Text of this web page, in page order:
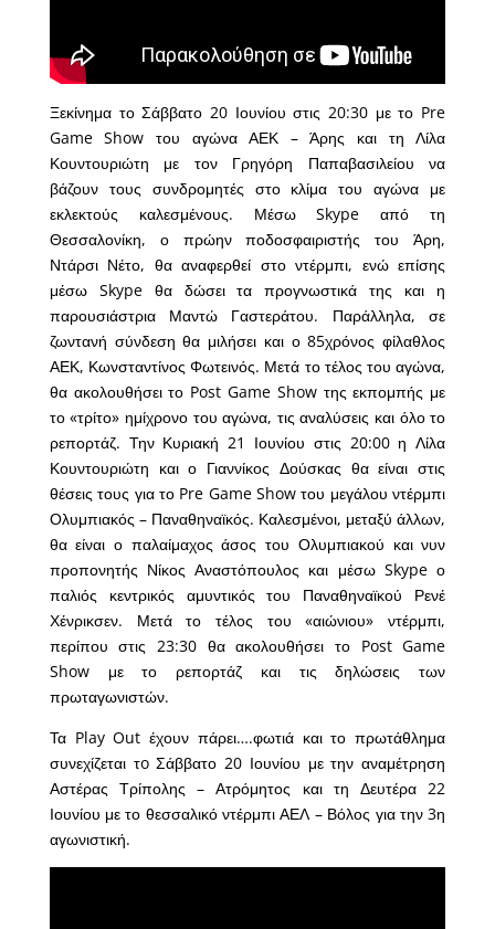
Ξεκίνημα το Σάββατο 20 Ιουνίου στις 20:30 με το Pre
Game Show του αγώνα ΑΕΚ – Άρης και τη Λίλα
Κουντουριώτη με τον Γρηγόρη Παπαβασιλείου να
βάζουν τους συνδρομητές στο κλίμα του αγώνα με
εκλεκτούς καλεσμένους. Μέσω Skype από τη
Θεσσαλονίκη, ο πρώην ποδοσφαιριστής του Άρη,
Ντάρσι Νέτο, θα αναφερθεί στο ντέρμπι, ενώ επίσης
μέσω Skype θα δώσει τα προγνωστικά της και η
παρουσιάστρια Μαντώ Γαστεράτου. Παράλληλα, σε
ζωντανή σύνδεση θα μιλήσει και ο 85χρόνος φίλαθλος
ΑΕΚ, Κωνσταντίνος Φωτεινός. Μετά το τέλος του αγώνα,
θα ακολουθήσει το Post Game Show της εκπομπής με
το «τρίτο» ημίχρονο του αγώνα, τις αναλύσεις και όλο το
ρεπορτάζ. Την Κυριακή 21 Ιουνίου στις 20:00 η Λίλα
Κουντουριώτη και ο Γιαννίκος Δούσκας θα είναι στις
θέσεις τους για το Pre Game Show του μεγάλου ντέρμπι
Ολυμπιακός – Παναθηναϊκός. Καλεσμένοι, μεταξύ άλλων,
θα είναι ο παλαίμαχος άσος του Ολυμπιακού και νυν
προπονητής Νίκος Αναστόπουλος και μέσω Skype ο
παλιός κεντρικός αμυντικός του Παναθηναϊκού Ρενέ
Χένρικσεν. Μετά το τέλος του «αιώνιου» ντέρμπι,
περίπου στις 23:30 θα ακολουθήσει το Post Game
Show με το ρεπορτάζ και τις δηλώσεις των
πρωταγωνιστών.
Τα Play Out έχουν πάρει….φωτιά και το πρωτάθλημα
συνεχίζεται τo Σάββατο 20 Ιουνίου με την αναμέτρηση
Αστέρας Τρίπολης – Ατρόμητος και τη Δευτέρα 22
Ιουνίου με το θεσσαλικό ντέρμπι ΑΕΛ – Βόλος για την 3η
αγωνιστική.